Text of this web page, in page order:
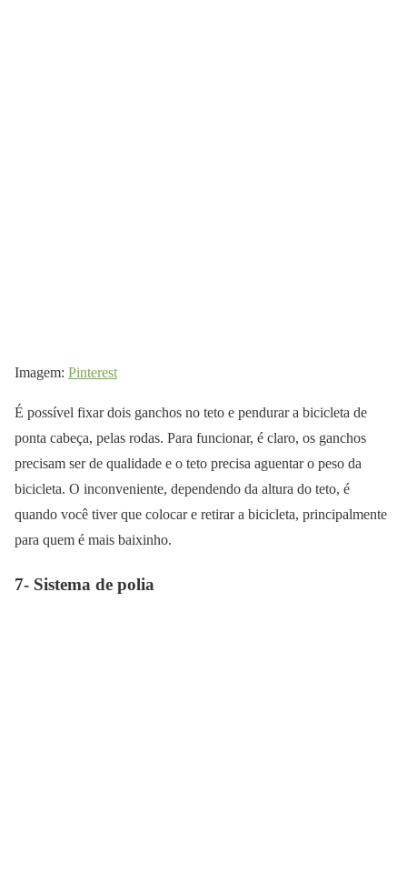
Imagem: Pinterest
É possível fixar dois ganchos no teto e pendurar a bicicleta de
ponta cabeça, pelas rodas. Para funcionar, é claro, os ganchos
precisam ser de qualidade e o teto precisa aguentar o peso da
bicicleta. O inconveniente, dependendo da altura do teto, é
quando você tiver que colocar e retirar a bicicleta, principalmente
para quem é mais baixinho.
7- Sistema de polia